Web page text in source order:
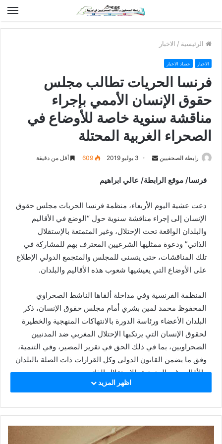
الرئيسية / الاخبار
الاخبار حصاد الاخبار
فرنسا الحريات تطالب مجلس
حقوق الإنسان الأممي بإجراء
مناقشة سنوية خاصة للأوضاع في
الصحراء الغربية المحتلة
رابطة الصحفيين
n
a
n
e
m
3 يوليو 2019 609 أقل من دقيقة
فرنسا/ موقع الرابطة/ عالي ابراهيم
دعت عشية اليوم الأربعاء، منظمة فرنسا الحريات مجلس حقوق
الإنسان إلى إجراء مناقشة سنوية حول “الوضع في الأقاليم
والبلدان الواقعة تحت الإحتلال، وغير المتمتعة بالإستقلال
الذاتي” ودعوة ممثليها الشرعيين المعترف بهم للمشاركة في
تلك المناقشات، حتى يتسنى للمجلس والمتجمع الدولي الإطلاع
على الأوضاع التي يعيشيها شعوب هذه الأقاليم والبلدان.
المنظمة الفرنسية وفي مداخلة ألقاها الناشط الصحراوي
المحفوظ محمد لمين بشري أمام مجلس حقوق الإنسان، ذكر
البلدان الأعضاء ورئاسة الدورة بالانتهاكات المنهجية والخطيرة
لحقوق الإنسان التي يرتكبها الإحتلال المغربي ضد المدنيين
الصحراويين، بما في ذلك الحق في تقرير المصير، وفي التنمية،
وفق ما يضمن القانون الدولي وكل القرارات ذات الصلة بالبلدان
والأقاليم غير المتمتعة بالإستقلال الذاتي.
تمرير مغلطات داخل المجلس، فيما يخص الوضع القانوني
الصحراء الغربية، الذي حدده القانون الدولي وقرارات الجمعية
العامة للأمم المتحدة، كإقليم منفصل ومميز عن المغرب، إلى
اظهر المزيد